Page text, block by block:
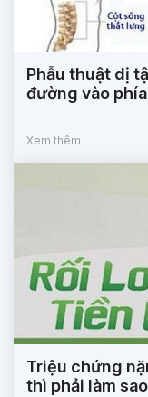
Phẫu thuật dị
đường vào
Xem thêm
Triệu chứng
thì phải làm